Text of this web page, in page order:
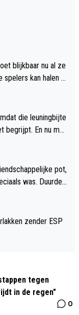
ze
kan halen .
die leuningbijte
begrijpt. En nu mo
maar een fo
te houden…
pot,
was. Duurde
goed komen
zender ESP
tegen
in de regen"
0